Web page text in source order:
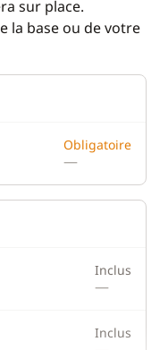
sur place.
la base ou de votre
Obligatoire
—
Inclus
—
Inclus